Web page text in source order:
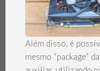
Além disso, é
mesmo “package”